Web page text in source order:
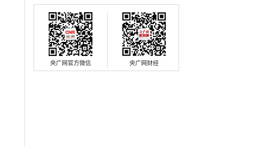
央广网官方微信 央广网财经